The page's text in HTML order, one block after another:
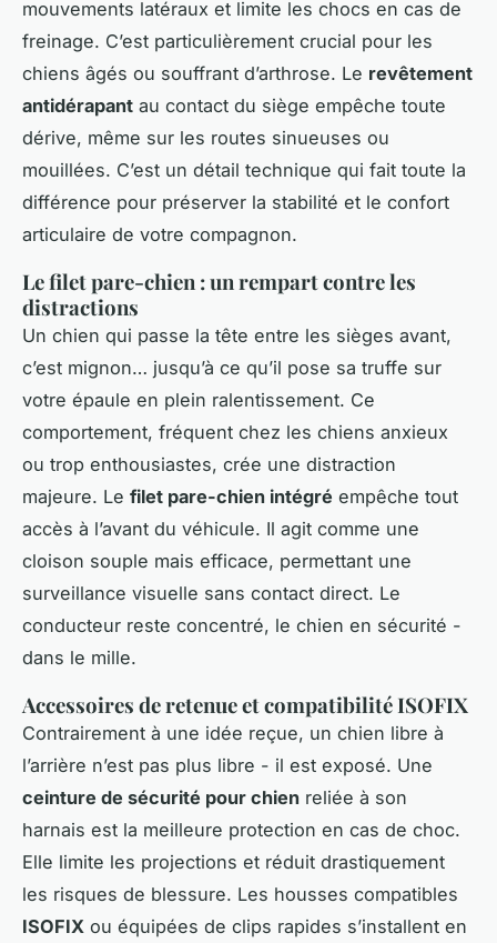
mouvements latéraux et limite les chocs en cas de
freinage. C’est particulièrement crucial pour les
chiens âgés ou souffrant d’arthrose. Le revêtement
antidérapant au contact du siège empêche toute
dérive, même sur les routes sinueuses ou
mouillées. C’est un détail technique qui fait toute la
différence pour préserver la stabilité et le confort
articulaire de votre compagnon.
Le filet pare-chien : un rempart contre les
distractions
Un chien qui passe la tête entre les sièges avant,
c’est mignon… jusqu’à ce qu’il pose sa truffe sur
votre épaule en plein ralentissement. Ce
comportement, fréquent chez les chiens anxieux
ou trop enthousiastes, crée une distraction
majeure. Le filet pare-chien intégré empêche tout
accès à l’avant du véhicule. Il agit comme une
cloison souple mais efficace, permettant une
surveillance visuelle sans contact direct. Le
conducteur reste concentré, le chien en sécurité -
dans le mille.
Accessoires de retenue et compatibilité ISOFIX
Contrairement à une idée reçue, un chien libre à
l’arrière n’est pas plus libre - il est exposé. Une
ceinture de sécurité pour chien reliée à son
harnais est la meilleure protection en cas de choc.
Elle limite les projections et réduit drastiquement
les risques de blessure. Les housses compatibles
ISOFIX ou équipées de clips rapides s’installent en